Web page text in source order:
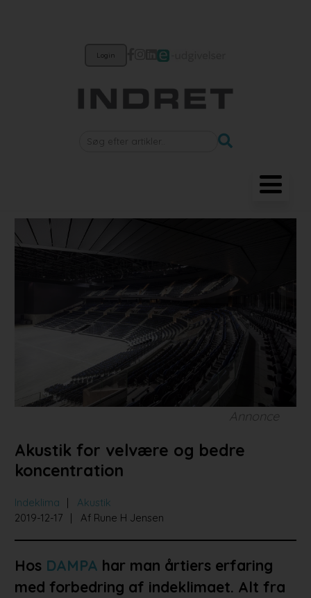
Login
Møbler
Belysning
Akustik
Bad og køkken
Indretningsprojekter
Partnere
Annonce
Akustik for velvære og bedre
koncentration
Indeklima
Akustik
2019-12-17
Af Rune H Jensen
Hos DAMPA har man årtiers erfaring
med forbedring af indeklimaet. Alt fra